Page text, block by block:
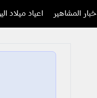
اخبار المشاهير اعياد ميلاد